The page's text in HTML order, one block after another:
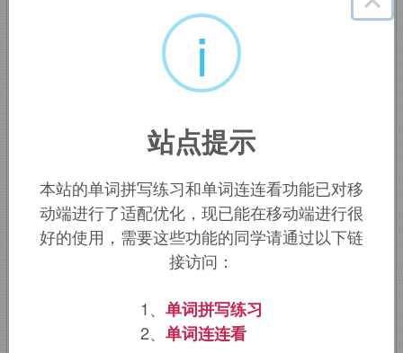
：['ɔːgjʊrɪ]n.占卜，预言，预兆
：[i'nɔ:ɡjureit]
礼，开辟，创新，开始
：[ɪ,nɔːgjʊ'reɪʃ(ə)n]
inaugurate：为…举行
就职典礼，为…举行开幕仪
i
站点提示
本站的单词拼写练习和单词连连看功能已对移
动端进行了适配优化，现已能在移动端进行很
好的使用，需要这些功能的同学请通过以下链
接访问：
1、 单词拼写练习
2、 单词连连看